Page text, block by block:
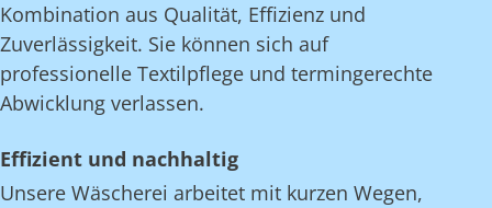
Kombination aus Qualität, Effizienz und
Zuverlässigkeit. Sie können sich auf
professionelle Textilpflege und termingerechte
Abwicklung verlassen.
Effizient und nachhaltig
Unsere Wäscherei arbeitet mit kurzen Wegen,